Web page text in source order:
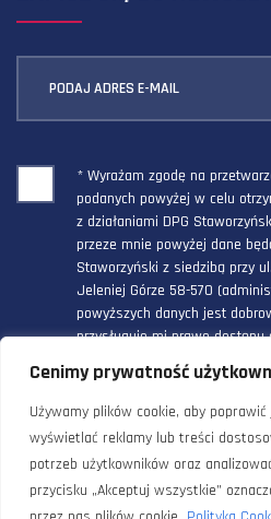
Cenimy prywatność
Używamy plików cookie, aby
wyświetlać reklamy lub treści
potrzeb użytkowników oraz
przycisku „Akceptuj wszystkie”
PODAJ ADRES E-MAIL
* Wyrażam zgodę na
podanych powyżej w celu
z działaniami DPG
przeze mnie powyżej dane
Staworzyński z siedzibą przy
Jeleniej Górze 58-570
powyższych danych jest
przysługuje mi prawo
poprawienia, a powyższa
czasie.
© 2024 Doradztwo Przemysłowo